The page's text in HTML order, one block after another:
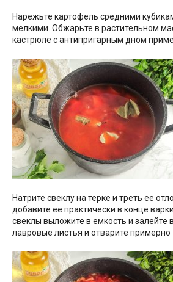
Нарежьте картофель средними
мелкими. Обжарьте в растительном
кастрюле с антипригарным дном
Натрите свеклу на терке и треть ее
добавите ее практически в конце
свеклы выложите в емкость и залейте
лавровые листья и отварите примерно